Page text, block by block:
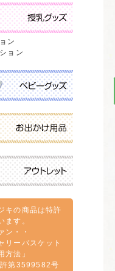
ン
ョン
キの商品は特許
ます。
ン・・
リーバスケット
方法」
第3599582号